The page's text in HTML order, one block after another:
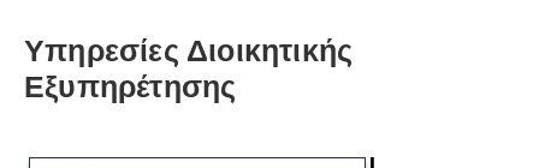
Υπηρεσίες Διοικητικής
Εξυπηρέτησης